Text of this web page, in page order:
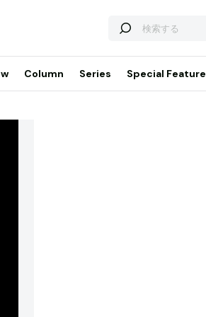
Column Series Special Feature